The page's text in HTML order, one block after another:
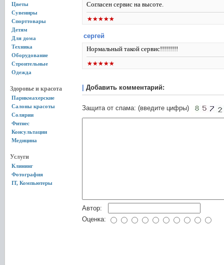
Цветы
Сувениры
Спорттовары
Детям
Для дома
Техника
Оборудование
Строительные
Одежда
Здоровье и красота
Парикмахерские
Салоны красоты
Солярии
Фитнес
Консультации
Медицина
Услуги
Клининг
Фотография
IT, Компьютеры
Согласен сервис на высоте.
сергей
Нормальный такой сервис!!!!!!!!!
Добавить комментарий:
Защита от спама: (введите цифры)
Автор:
Оценка: